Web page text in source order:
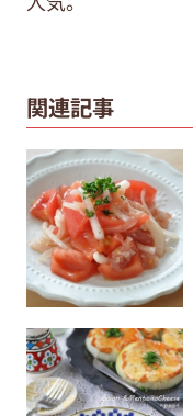
関連記事